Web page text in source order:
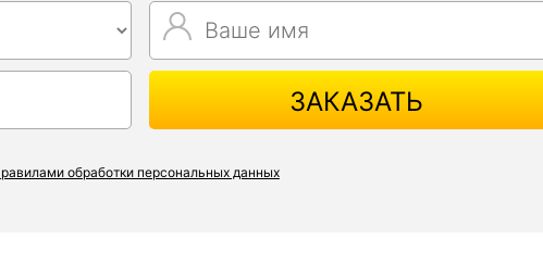
Ваше имяВаше имя
ЗАКАЗАТЬ
обработки персональных данных